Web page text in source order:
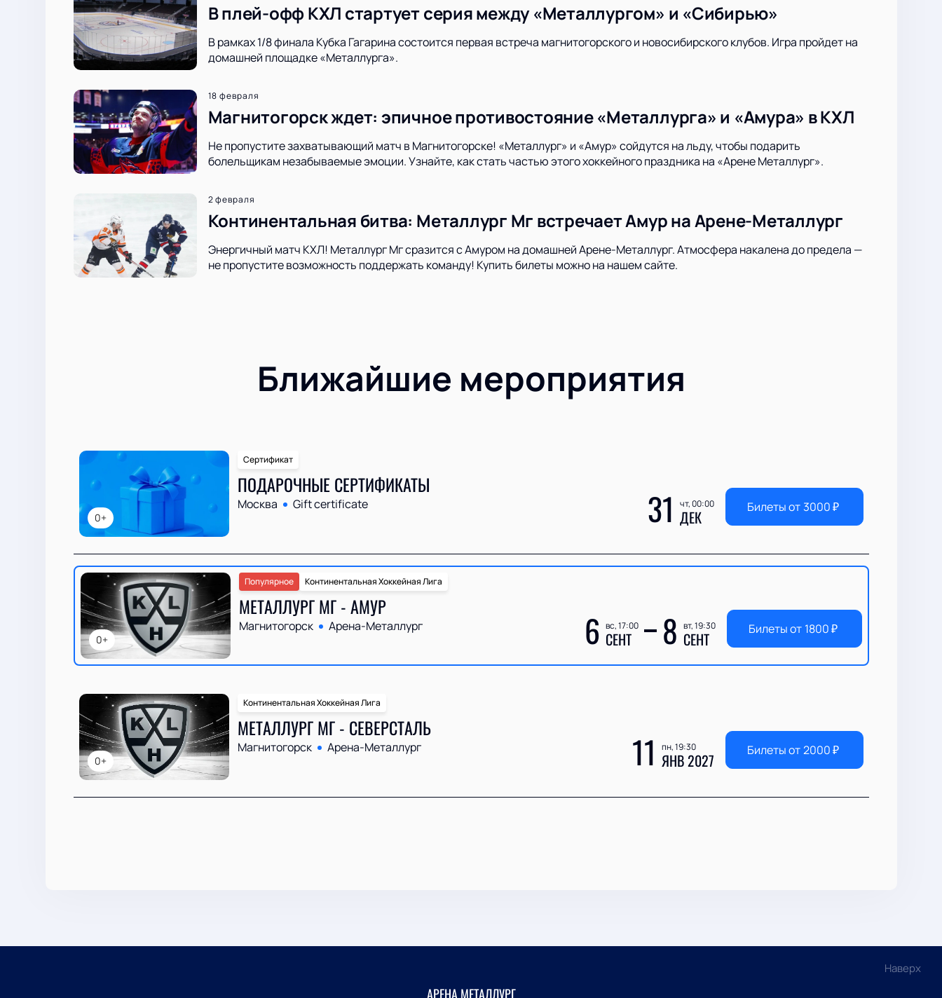
В плей-офф КХЛ стартует серия между «Металлургом» и «Сибирью»
В рамках 1/8 финала Кубка Гагарина состоится первая встреча магнитогорского и новосибирского клубов. Игра пройдет на
домашней площадке «Металлурга».
18 февраля
Магнитогорск ждет: эпичное противостояние «Металлурга» и «Амура» в КХЛ
Не пропустите захватывающий матч в Магнитогорске! «Металлург» и «Амур» сойдутся на льду, чтобы подарить
болельщикам незабываемые эмоции. Узнайте, как стать частью этого хоккейного праздника на «Арене Металлург».
2 февраля
Континентальная битва: Металлург Мг встречает Амур на Арене-Металлург
Энергичный матч КХЛ! Металлург Мг сразится с Амуром на домашней Арене-Металлург. Атмосфера накалена до предела —
не пропустите возможность поддержать команду! Купить билеты можно на нашем сайте.
Ближайшие мероприятия
0+
Сертификат
ПОДАРОЧНЫЕ СЕРТИФИКАТЫ
Москва Gift certificate 31 чт, 00:00
ДЕК Билеты от 3000₽
0+
Континентальная Хоккейная Лига
Популярное
МЕТАЛЛУРГ МГ - АМУР
Магнитогорск Арена-Металлург 6 вс, 17:00
СЕНТ 8 вт, 19:30
СЕНТ Билеты от 1800₽
0+
Континентальная Хоккейная Лига
МЕТАЛЛУРГ МГ - СЕВЕРСТАЛЬ
Магнитогорск Арена-Металлург 11 пн, 19:30
ЯНВ 2027 Билеты от 2000₽
Наверх
АРЕНА МЕТАЛЛУРГ